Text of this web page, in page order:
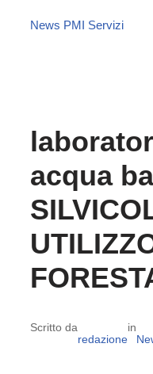
News PMI Servizi
acqua
Scritto da
redazione
in